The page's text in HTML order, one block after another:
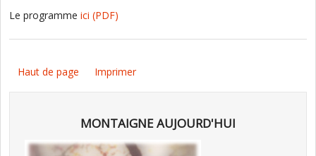
Le programme ici (PDF)
Haut de page Imprimer
MONTAIGNE AUJOURD'HUI